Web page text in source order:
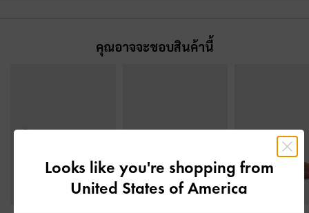
คุณอาจจะชอบสินค้านี้
Looks like you're shopping from
United States of America